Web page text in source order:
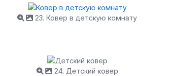
23. Ковер в детскую комнату
24. Детский ковер